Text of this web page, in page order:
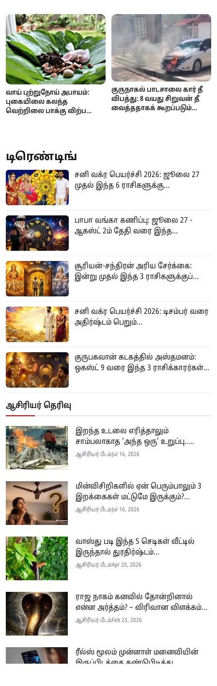
வாய்ப்பு
வாய் புற்றுநோய் அபாயம்:
புகையிலை கலந்த
வெற்றிலை பாக்கு விற்பனை
குருநாகல் பாடசாலை கார் தீ
விபத்து: 8 வயது சிறுவன் தீ
வைத்ததாகக் கூறப்படும்
டிரெண்டிங்
சனி வக்ர பெயர்ச்சி 2026: ஜூலை 27
முதல் இந்த 6 ராசிகளுக்கு...
பாபா வங்கா கணிப்பு: ஜூலை 27 -
ஆகஸ்ட் 2ம் தேதி வரை இந்த...
சூரியன்-சந்திரன் அரிய சேர்க்கை:
இன்று முதல் இந்த 3 ராசிகளுக்குப்...
சனி வக்ர பெயர்ச்சி 2026: டிசம்பர் வரை
அதிர்ஷ்டம் பெறும்...
குருபகவான் கடகத்தில் அஸ்தமனம்:
ஒகஸ்ட் 9 வரை இந்த 3 ராசிக்காரர்கள்...
ஆசிரியர் தெரிவு
இறந்த உடலை எரித்தாலும்
சாம்பலாகாத 'அந்த ஒரு' உறுப்பு.....
ஆசிரியர் பீடம்Jul 16, 2026
மின்விசிறிகளில் ஏன் பெரும்பாலும் 3
இறக்கைகள் மட்டுமே இருக்கும்?...
ஆசிரியர் பீடம்Jul 16, 2026
வாஸ்து படி இந்த 5 செடிகள் வீட்டில்
இருந்தால் துரதிர்ஷ்டம்...
ஆசிரியர் பீடம்Apr 20, 2026
ராஜ நாகம் கனவில் தோன்றினால்
என்ன அர்த்தம்? – விரிவான விளக்கம்...
ஆசிரியர் பீடம்Feb 23, 2026
ரீல்ஸ் மூலம் முன்னாள் மனைவியின்
இருப்பிடத்தை கண்டுபிடித்து...